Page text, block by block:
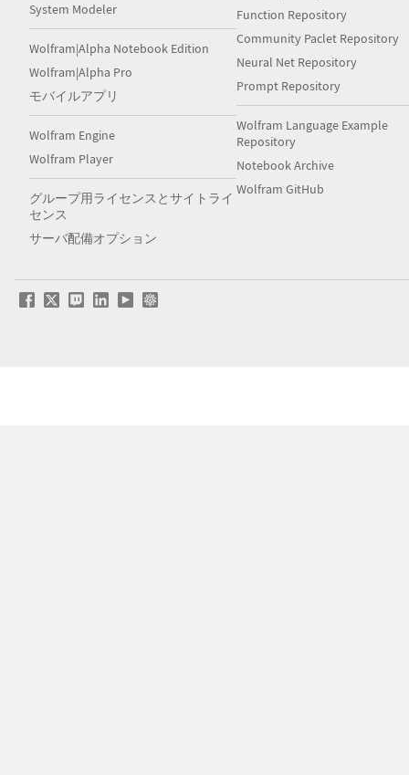
System Modeler
Wolfram|Alpha Notebook Edition
Wolfram|Alpha Pro
モバイルアプリ
Wolfram Engine
Wolfram Player
グループ用ライセンスとサイトライ
センス
サーバ配備オプション
Function Repository
Community Paclet Repository
Neural Net Repository
Prompt Repository
Wolfram Language Example
Repository
Notebook Archive
Wolfram GitHub